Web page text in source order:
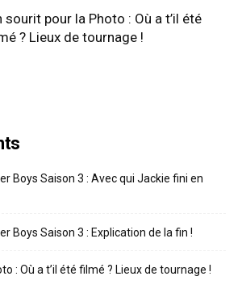
sourit pour la Photo : Où a t’il été
? Lieux de tournage !
Boys Saison 3 : Avec qui Jackie fini en
Boys Saison 3 : Explication de la fin !
: Où a t’il été filmé ? Lieux de tournage !